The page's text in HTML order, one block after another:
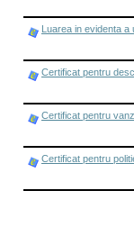
Luarea in evidenta a
Certificat pentru
Certificat pentru
Certificat pentru